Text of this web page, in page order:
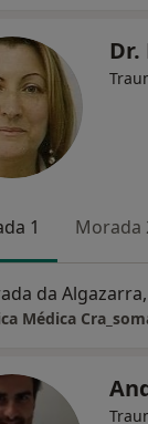
1 Morada
da Algazarra,
Médica